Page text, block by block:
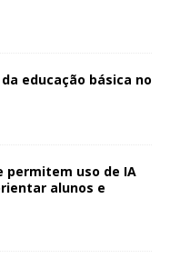
educação básica no
permitem uso de IA
alunos e